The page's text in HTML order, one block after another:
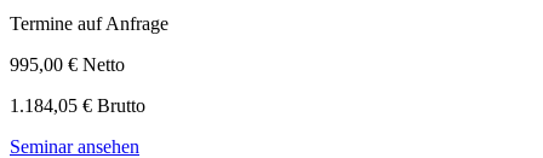
Termine auf Anfrage
995,00 € Netto
1.184,05 € Brutto
Seminar ansehen